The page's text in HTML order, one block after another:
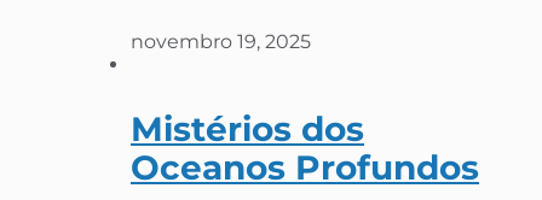
novembro 19, 2025
Mistérios dos
Oceanos Profundos